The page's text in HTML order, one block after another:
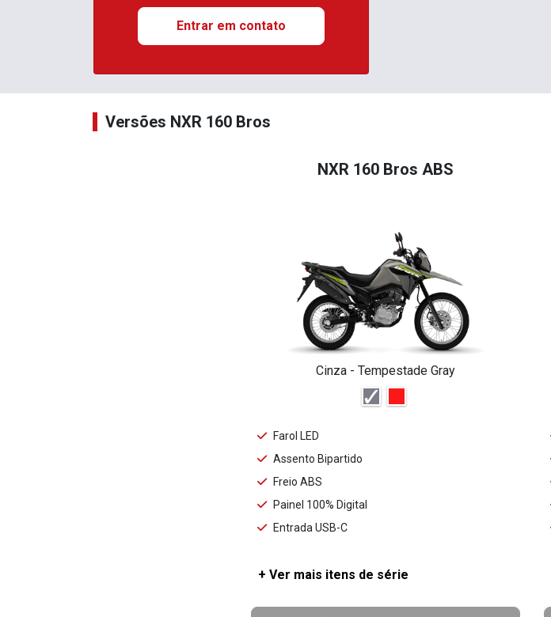
Entrar em contato
Versões NXR 160 Bros
NXR 160 Bros ABS
Cinza - Tempestade Gray
Farol LED
Assento Bipartido
Freio ABS
Painel 100% Digital
Entrada USB-C
+ Ver mais itens de série